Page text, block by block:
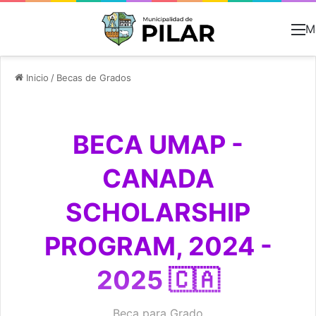
Inicio / Becas de Grados
BECA UMAP -
CANADA
SCHOLARSHIP
PROGRAM, 2024 -
2025 🇨🇦